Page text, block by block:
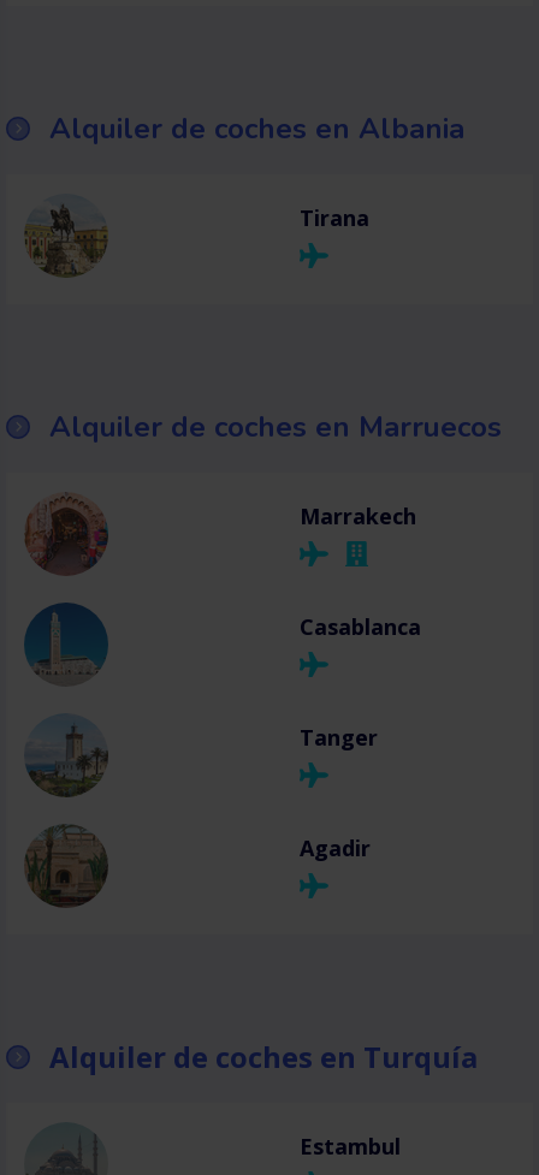
Alquiler de coches en Albania
Tirana
Alquiler de coches en Marruecos
Marrakech
Casablanca
Tanger
Agadir
Alquiler de coches en Turquía
Estambul